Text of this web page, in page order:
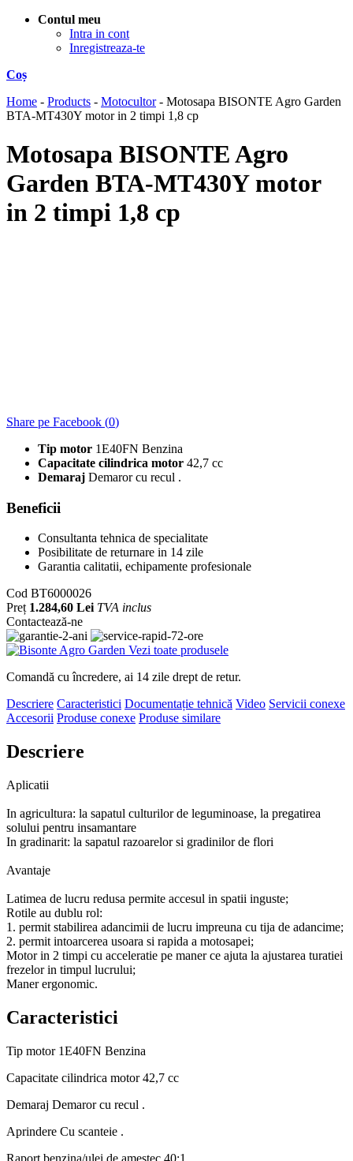
Contul meu
Intra in cont
Inregistreaza-te
Coș
Home - Products - Motocultor- Motosapa BISONTE Agro Garden
BTA-MT430Y motor in 2 timpi 1,8 cp
Motosapa BISONTE Agro
Garden BTA-MT430Y motor
in 2 timpi 1,8 cp
Share pe Facebook (0)
Tip motor 1E40FN Benzina
Capacitate cilindrica motor 42,7 cc
Demaraj Demaror cu recul .
Beneficii
Consultanta tehnica de specialitate
Posibilitate de returnare in 14 zile
Garantia calitatii, echipamente profesionale
Cod BT6000026
Preț 1.284,60 Lei TVA inclus
Contactează-ne
Vezi toate produsele
Comandă cu încredere, ai 14 zile drept de retur.
Descriere Caracteristici Documentație tehnică Video Servicii conexe
Accesorii Produse conexe Produse similare
Descriere
Aplicatii
In agricultura: la sapatul culturilor de leguminoase, la pregatirea
solului pentru insamantare
In gradinarit: la sapatul razoarelor si gradinilor de flori
Avantaje
Latimea de lucru redusa permite accesul in spatii inguste;
Rotile au dublu rol:
1. permit stabilirea adancimii de lucru impreuna cu tija de adancime;
2. permit intoarcerea usoara si rapida a motosapei;
Motor in 2 timpi cu acceleratie pe maner ce ajuta la ajustarea turatiei
frezelor in timpul lucrului;
Maner ergonomic.
Caracteristici
Tip motor 1E40FN Benzina
Capacitate cilindrica motor42,7 cc
Demaraj Demaror cu recul .
Aprindere Cu scanteie .
Raport benzina/ulei de amestec 40:1 .